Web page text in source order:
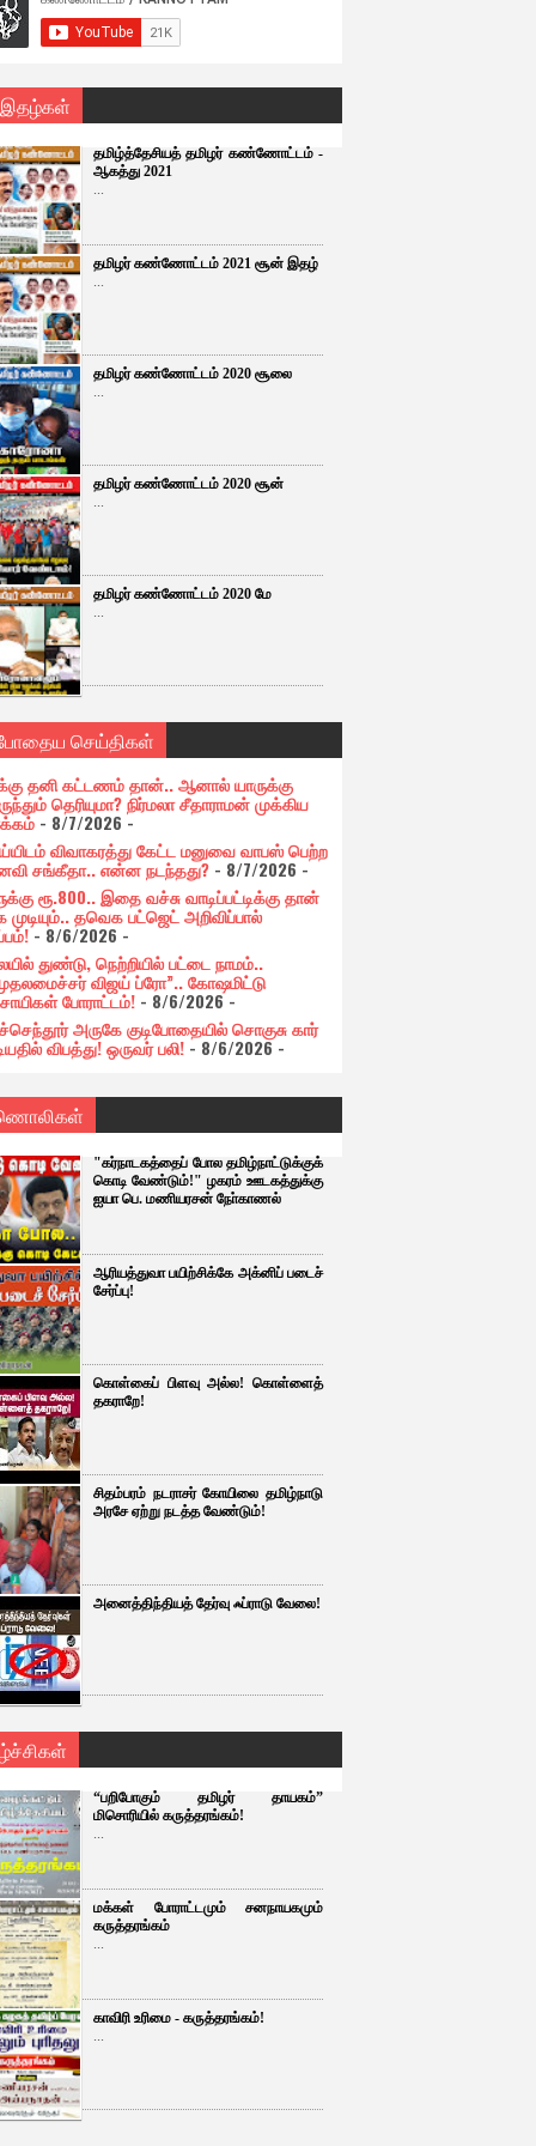
இதழ்கள்
தமிழ்த்தேசியத் தமிழர் கண்ணோட்டம் -
ஆகத்து 2021
...
தமிழர் கண்ணோட்டம் 2021 சூன் இதழ்
...
தமிழர் கண்ணோட்டம் 2020 சூலை
...
தமிழர் கண்ணோட்டம் 2020 சூன்
...
தமிழர் கண்ணோட்டம் 2020 மே
...
செய்திகள்
தனி கட்டணம் தான்.. ஆனால் யாருக்கு
தெரியுமா? நிர்மலா சீதாராமன் முக்கிய
- 8/7/2026 -
விவாகரத்து கேட்ட மனுவை வாபஸ் பெற்ற
சங்கீதா.. என்ன நடந்தது? - 8/7/2026 -
ரூ.800.. இதை வச்சு வாடிப்பட்டிக்கு தான்
தவெக பட்ஜெட் அறிவிப்பால்
- 8/6/2026 -
துண்டு, நெற்றியில் பட்டை நாமம்..
விஜய் ப்ரோ”.. கோஷமிட்டு
போராட்டம்! - 8/6/2026-
அருகே குடிபோதையில் சொகுசு கார்
விபத்து! ஒருவர் பலி! - 8/6/2026-
"கர்நாடகத்தைப் போல தமிழ்நாட்டுக்குக்
கொடி வேண்டும்!" ழகரம் ஊடகத்துக்கு
ஐயா பெ. மணியரசன் நோ்காணல்
ஆரியத்துவா பயிற்சிக்கே அக்னிப் படைச்
சேர்ப்பு!
கொள்கைப் பிளவு அல்ல! கொள்ளைத்
தகராறே!
சிதம்பரம் நடராசர் கோயிலை தமிழ்நாடு
அரசே ஏற்று நடத்த வேண்டும்!
அனைத்திந்தியத் தேர்வு ஃப்ராடு வேலை!
“பறிபோகும் தமிழர் தாயகம்”
மிசொரியில் கருத்தரங்கம்!
...
மக்கள் போராட்டமும் சனநாயகமும்
கருத்தரங்கம்
...
காவிரி உரிமை - கருத்தரங்கம்!
...